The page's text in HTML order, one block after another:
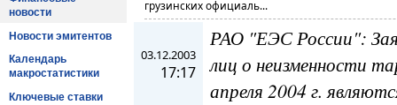
новости
Новости эмитентов
Календарь
макростатистики
Ключевые ставки
грузинских официаль...
03.12.2003
17:17
РАО "ЕЭС России":
лиц о неизменности
апреля 2004 г.